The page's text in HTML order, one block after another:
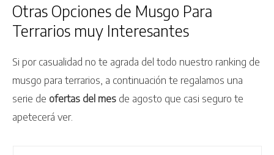
Otras Opciones de Musgo Para
Terrarios muy Interesantes
Si por casualidad no te agrada del todo nuestro ranking de
musgo para terrarios, a continuación te regalamos una
serie de ofertas del mes de agosto que casi seguro te
apetecerá ver.